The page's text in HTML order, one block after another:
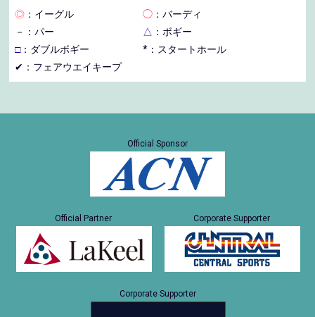
◎ ：イーグル ◯ ：バーディ
－
：パー △ ：ボギー
□：ダブルボギー
*：スタートホール
✔：フェアウエイキープ
Official Sponsor
Official Partner Corporate Supporter
Corporate Supporter